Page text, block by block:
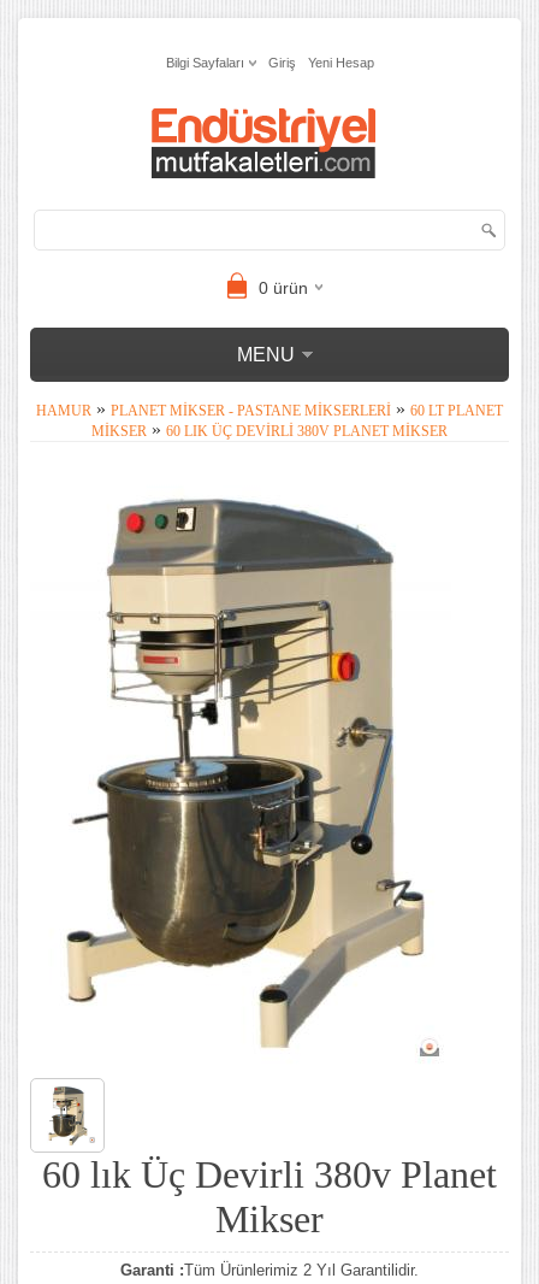
Bilgi Sayfaları Giriş Yeni Hesap
0ürün
MENU
HAMUR » PLANET MIKSER - PASTANE MIKSERLERI » 60 LT PLANET
MIKSER » 60 LIK ÜÇ DEVIRLI 380V PLANET MIKSER
60 lık Üç Devirli 380v Planet
Mikser
Garanti :Tüm Ürünlerimiz 2 Yıl Garantilidir.